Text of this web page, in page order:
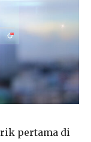
pertama di